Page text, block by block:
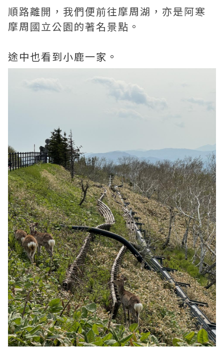
順路離開，我們便前往摩周湖，亦是阿寒
摩周國立公園的著名景點。
途中也看到小鹿一家。